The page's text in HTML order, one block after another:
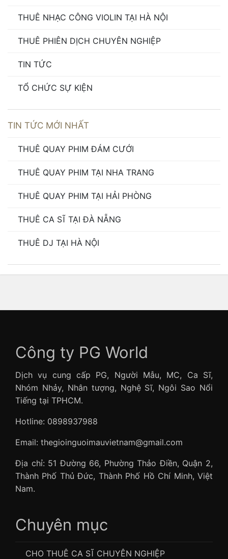
THUÊ NHẠC CÔNG VIOLIN TẠI HÀ NỘI
THUÊ PHIÊN DỊCH CHUYÊN NGHIỆP
TIN TỨC
TỔ CHỨC SỰ KIỆN
TIN TỨC MỚI NHẤT
THUÊ QUAY PHIM ĐÁM CƯỚI
THUÊ QUAY PHIM TẠI NHA TRANG
THUÊ QUAY PHIM TẠI HẢI PHÒNG
THUÊ CA SĨ TẠI ĐÀ NẴNG
THUÊ DJ TẠI HÀ NỘI
Công ty PG World
Dịch vụ cung cấp PG, Người Mẫu, MC, Ca Sĩ,
Nhóm Nhảy, Nhân tượng, Nghệ Sĩ, Ngôi Sao Nổi
Tiếng tại TPHCM.
Hotline: 0898937988
Email: thegioinguoimauvietnam@gmail.com
Địa chỉ: 51 Đường 66, Phường Thảo Điền, Quận 2,
Thành Phố Thủ Đức, Thành Phố Hồ Chí Minh, Việt
Nam.
Chuyên mục
CHO THUÊ CA SĨ CHUYÊN NGHIỆP